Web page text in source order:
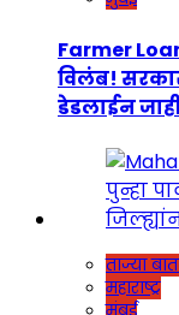
Farmer
विलंब!
डेडलाईन
ताज्या
महाराष्ट्र